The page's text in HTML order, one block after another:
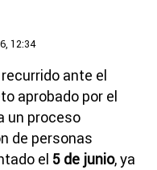
12:34
ante el
aprobado por el
un proceso
de personas
el 5 de junio, ya